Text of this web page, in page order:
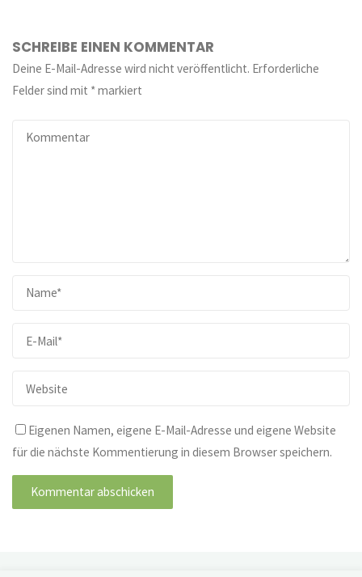
SCHREIBE EINEN KOMMENTAR
Deine E-Mail-Adresse wird nicht veröffentlicht. Erforderliche
Felder sind mit *markiert
Eigenen Namen, eigene E-Mail-Adresse und eigene Website
für die nächste Kommentierung in diesem Browser speichern.